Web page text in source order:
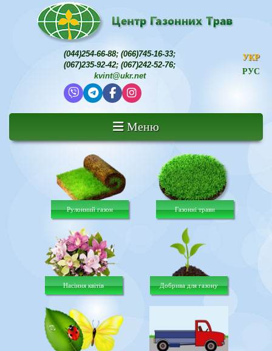
(044)254-66-88; (066)745-16-33;
(067)235-92-42; (067)242-52-76;
kvint@ukr.net
УКР
РУС
Меню
Рулонний газон Газонні трави
Насіння квітів Добрива для газону